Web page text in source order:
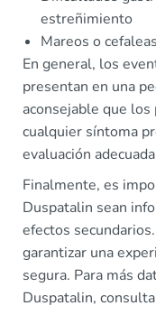
estreñimiento
Mareos o cefaleas
En general, los
presentan en una
aconsejable que
cualquier síntoma
evaluación
Finalmente, es
Duspatalin sean
efectos
garantizar una
segura. Para más
Duspatalin,